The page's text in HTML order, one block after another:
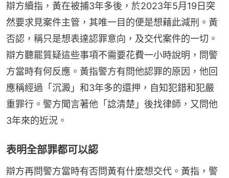
辯方續指，黃在被捕3年多後，於2023年5月19日突
然要求見案件主管，其唯一目的便是想藉此減刑。黃
否認，稱只是想表達認罪意向，及交代案件的一切。
辯方聽罷質疑這些事項不需要花費一小時說明，問警
方當時有何反應。黃指警方有問他認罪的原因，他回
應稱經過「沉澱」和3年多的還押，自知犯錯和犯嚴
重罪行。警方聞言著他「諗清楚」後找律師，又問他
3年來的近況。
表明全部罪都可以認
辯方再問警方當時有否問黃有什麼想交代。黃指，警